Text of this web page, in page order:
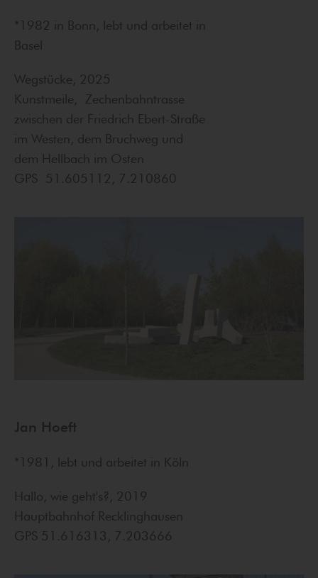
*1982 in Bonn, lebt und arbeitet in
Basel
Wegstücke, 2025
Kunstmeile, Zechenbahntrasse
zwischen der Friedrich Ebert-Straße
im Westen, dem Bruchweg und
dem Hellbach im Osten
GPS 51.605112, 7.210860
Jan Hoeft
*1981, lebt und arbeitet in Köln
Hallo, wie geht's?, 2019
Hauptbahnhof Recklinghausen
GPS 51.616313, 7.203666